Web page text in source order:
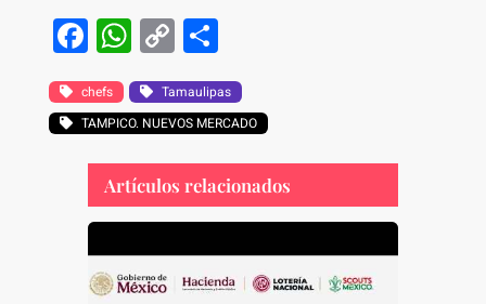
F
a
c
e
b
o
o
k
W
h
at
s
A
p
p
C
o
p
y
Li
n
k
S
h
ar
e
chefs
Tamaulipas
TAMPICO. NUEVOS MERCADO
Artículos relacionados